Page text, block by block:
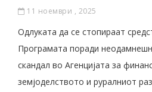
11 ноември , 2025
Одлуката да се стопираат
Програмата поради
скандал во Агенцијата за
земјоделството и руралниот